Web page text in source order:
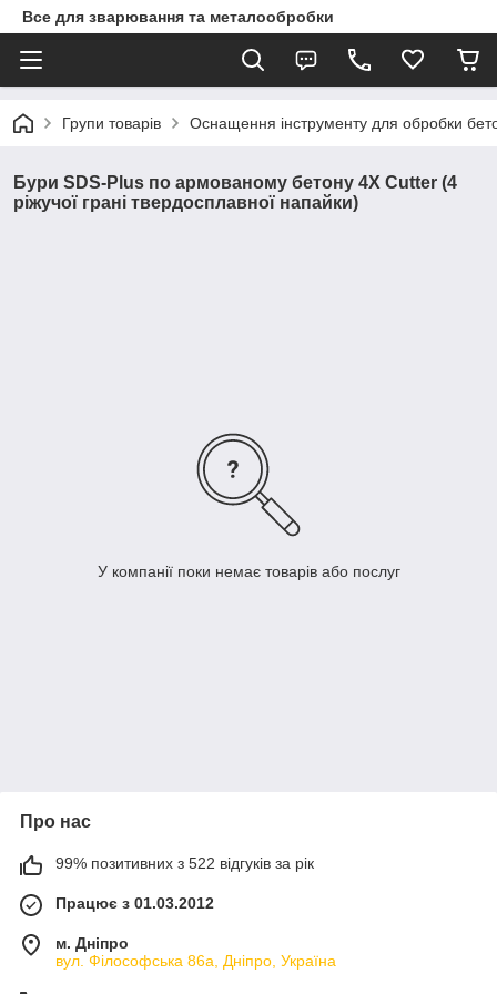
Все для зварювання та металообробки
Групи товарів Оснащення інструменту для обробки
Бури SDS-Plus по армованому бетону 4X Cutter (4
ріжучої грані твердосплавної напайки)
У компанії поки немає товарів або послуг
Про нас
99% позитивних з 522 відгуків за рік
Працює з 01.03.2012
м. Дніпро
вул. Філософська 86а, Дніпро, Україна